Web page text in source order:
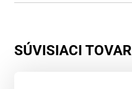
SÚVISIACI TOVAR